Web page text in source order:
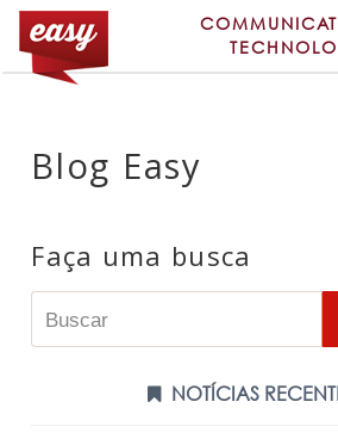
Blog Easy
Faça uma busca
NOTÍCIAS